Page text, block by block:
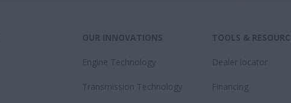
OUR INNOVATIONS
Engine Technology
Transmission Technology
TOOLS &
Dealer locator
Financing